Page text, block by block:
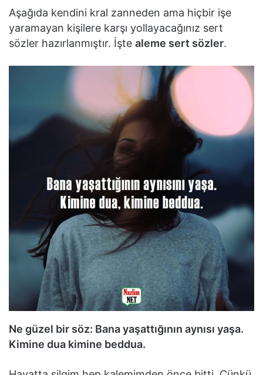
Aşağıda kendini kral zanneden ama hiçbir işe
yaramayan kişilere karşı yollayacağınız sert
sözler hazırlanmıştır. İşte aleme sert sözler.
Ne güzel bir söz: Bana yaşattığının aynısı yaşa.
Kimine dua kimine beddua.